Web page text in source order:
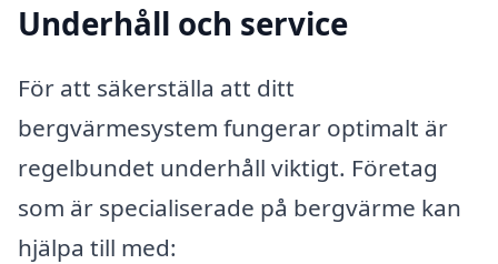
Underhåll och service
För att säkerställa att ditt
bergvärmesystem fungerar optimalt är
regelbundet underhåll viktigt. Företag
som är specialiserade på bergvärme kan
hjälpa till med: